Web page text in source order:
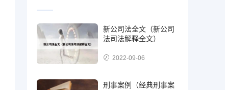
新公司法全文（新公司
法司法解释全文）
2022-09-06
刑事案例（经典刑事案